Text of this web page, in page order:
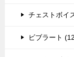
チェストボイ
ビブラート